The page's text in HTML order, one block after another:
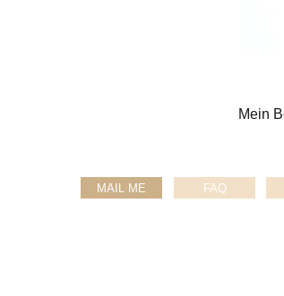
Mein
FAQ
MAIL ME